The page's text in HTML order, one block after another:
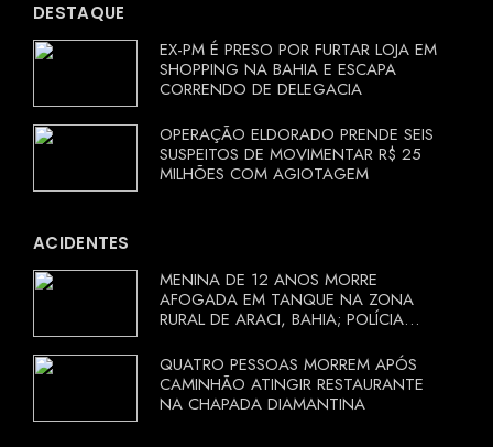
DESTAQUE
EX-PM É PRESO POR FURTAR LOJA EM
SHOPPING NA BAHIA E ESCAPA
CORRENDO DE DELEGACIA
OPERAÇÃO ELDORADO PRENDE SEIS
SUSPEITOS DE MOVIMENTAR R$ 25
MILHÕES COM AGIOTAGEM
ACIDENTES
MENINA DE 12 ANOS MORRE
AFOGADA EM TANQUE NA ZONA
RURAL DE ARACI, BAHIA; POLÍCIA
QUATRO PESSOAS MORREM APÓS
CAMINHÃO ATINGIR RESTAURANTE
NA CHAPADA DIAMANTINA